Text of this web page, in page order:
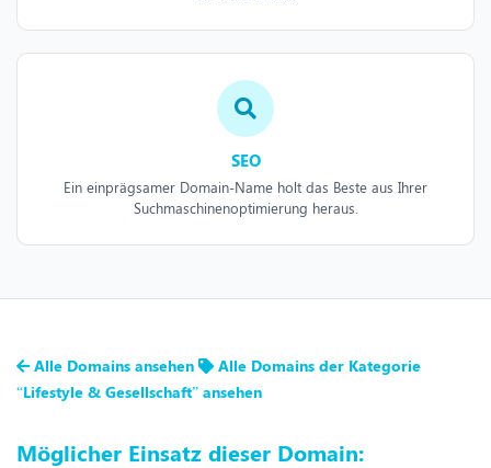
SEO
Ein einprägsamer Domain-Name holt das Beste aus Ihrer
Suchmaschinenoptimierung heraus.
Alle Domains ansehen
Alle Domains der Kategorie
“Lifestyle & Gesellschaft” ansehen
Möglicher Einsatz dieser Domain: